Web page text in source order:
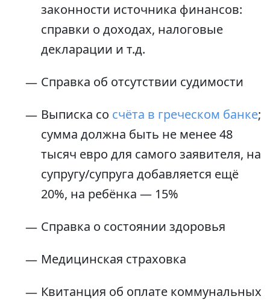
законности источника финансов:
справки о доходах, налоговые
декларации и т.д.
Справка об отсутствии судимости
Выписка со счёта в греческом банке;
сумма должна быть не менее 48
тысяч евро для самого заявителя, на
супругу/супруга добавляется ещё
20%, на ребёнка — 15%
Справка о состоянии здоровья
Медицинская страховка
Квитанция об оплате коммунальных